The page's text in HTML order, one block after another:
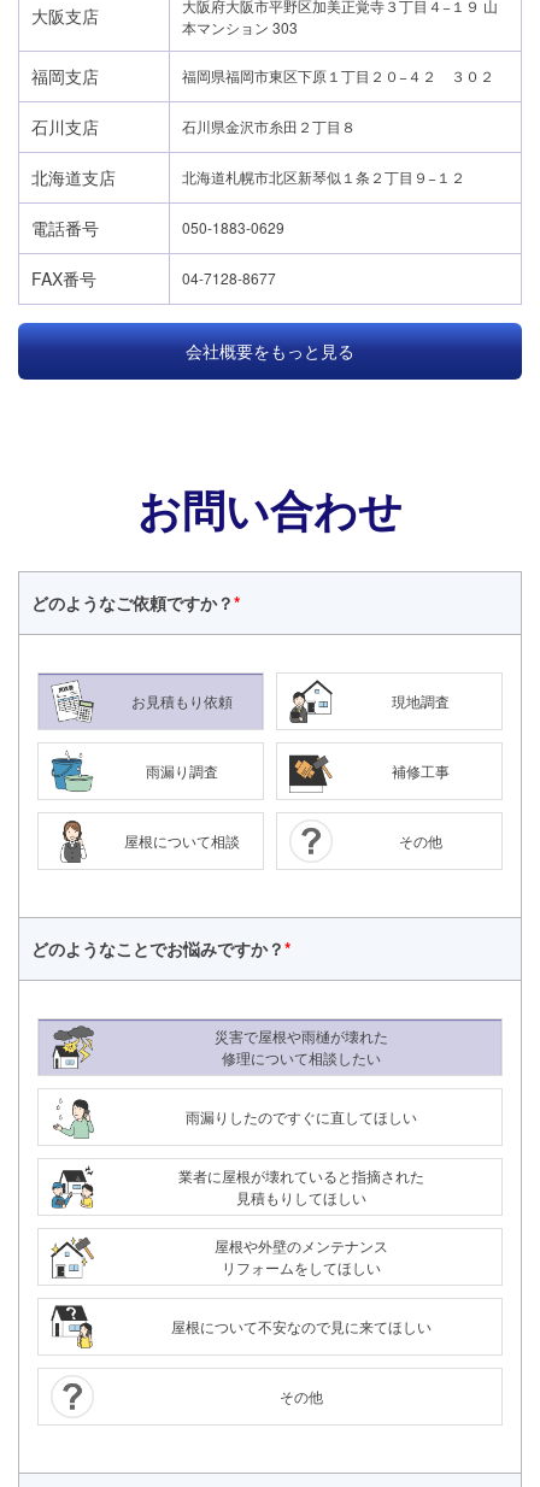
24時間365日対応
大阪支店
大阪府大阪市平野区加美正覚寺３丁目４−１９ 山
本マンション 303
福岡支店 福岡県福岡市東区下原１丁目２０−４２ ３０２
石川支店 石川県金沢市糸田２丁目８
北海道支店 北海道札幌市北区新琴似１条２丁目９−１２
電話番号 050-1883-0629
FAX番号 04-7128-8677
会社概要をもっと見る
お問い合わせ
どのようなご依頼ですか？*
お見積もり依頼 現地調査
雨漏り調査 補修工事
屋根について相談 その他
どのようなことでお悩みですか？*
災害で屋根や雨樋が壊れた
修理について相談したい
雨漏りしたのですぐに直してほしい
業者に屋根が壊れていると指摘された
見積もりしてほしい
屋根や外壁のメンテナンス
リフォームをしてほしい
屋根について不安なので見に来てほしい
その他